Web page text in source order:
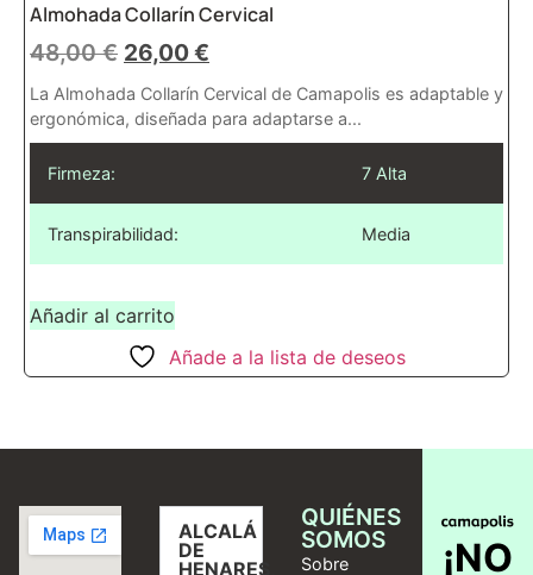
Almohada Collarín Cervical
48,00€ 26,00€
La Almohada Collarín Cervical de Camapolis es adaptable y
ergonómica, diseñada para adaptarse a...
Firmeza: 7 Alta
Transpirabilidad: Media
Añadir al carrito
Añade a la lista de deseos
ALCALÁ
DE
HENARES,
QUIÉNES
SOMOS
Sobre ¡NO